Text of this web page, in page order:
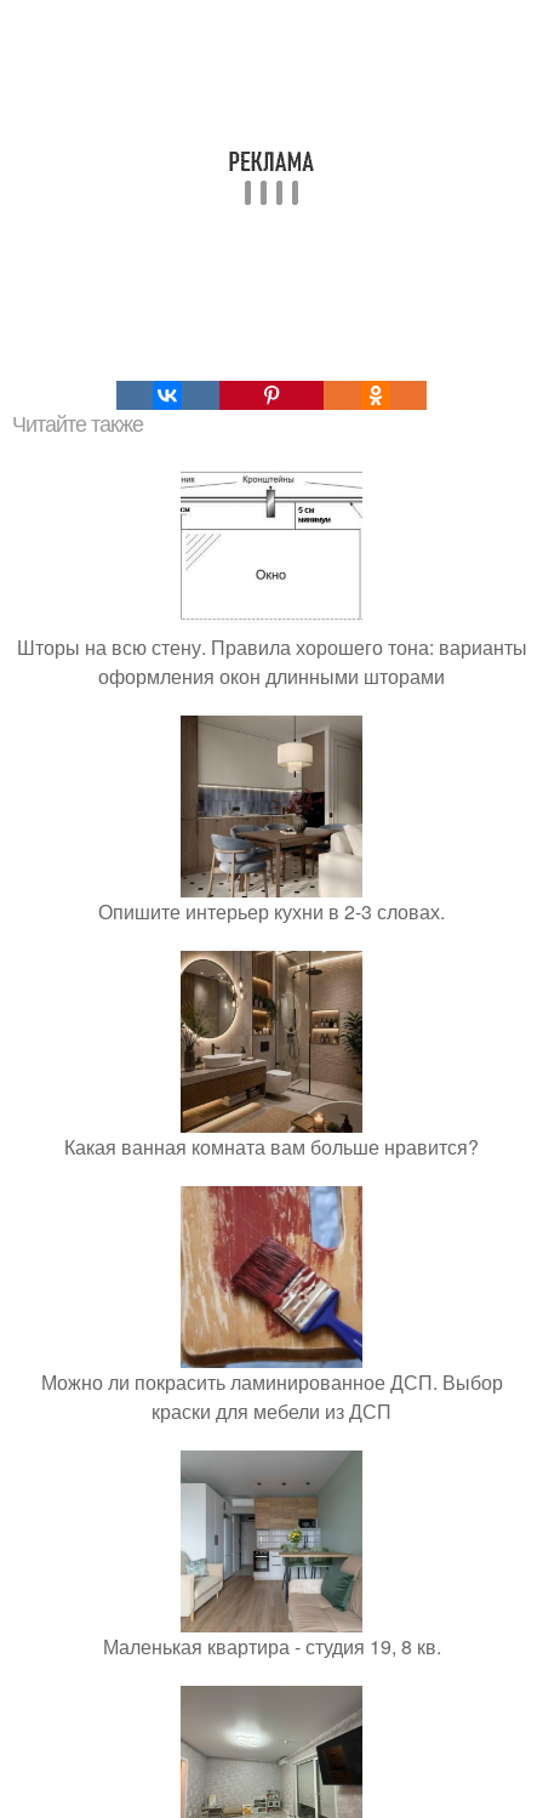
Читайте также
Шторы на всю стену. Правила хорошего тона: варианты
оформления окон длинными шторами
Опишите интерьер кухни в 2-3 словах.
Какая ванная комната вам больше нравится?
Можно ли покрасить ламинированное ДСП. Выбор
краски для мебели из ДСП
Маленькая квартира - студия 19, 8 кв.